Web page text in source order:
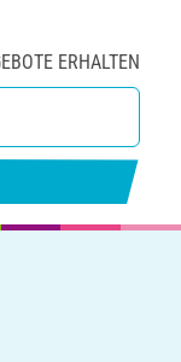
ERHALTEN